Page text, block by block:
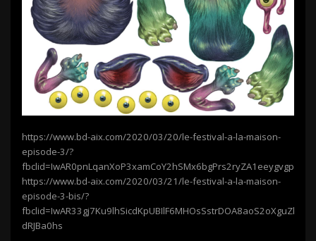
https://www.bd-aix.com/2020/03/20/le-festival-a-la-maison-
episode-3/?
https://www.bd-aix.com/2020/03/21/le-festival-a-la-maison-
episode-3-bis/?
dRJBa0hs